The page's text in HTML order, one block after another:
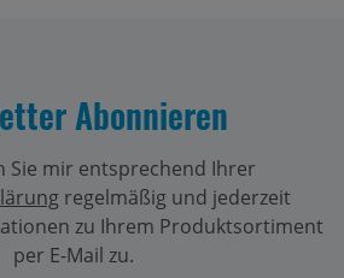
Abonnieren
Sie mir entsprechend Ihrer
regelmäßig und jederzeit
zu Ihrem Produktsortiment
per E-Mail zu.